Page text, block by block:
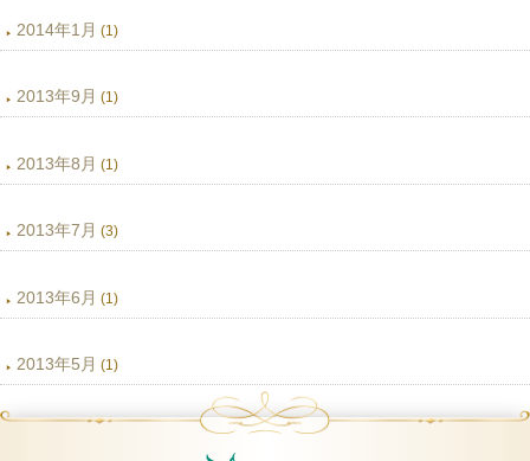
2014年1月 (1)
2013年9月 (1)
2013年8月 (1)
2013年7月 (3)
2013年6月 (1)
2013年5月 (1)